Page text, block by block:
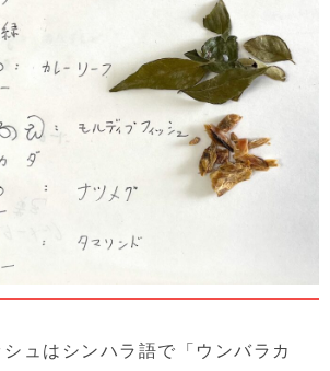
ュはシンハラ語で「ウンバラカ